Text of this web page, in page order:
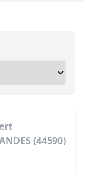
(44590)